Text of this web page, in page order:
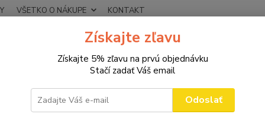
VŠETKO O NÁKUPE KONTAKT
TRIČKÁ NA FĽAŠU Tričko na fľašu k 30r.jesť,piť
Získajte zľavu
Získajte 5% zľavu na prvú objednávku
Stačí zadať Váš email
Odoslať